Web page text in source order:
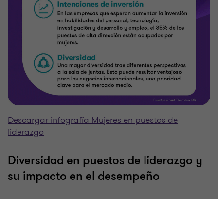
Descargar infografía Mujeres en puestos de
liderazgo
Diversidad en puestos de liderazgo y
su impacto en el desempeño